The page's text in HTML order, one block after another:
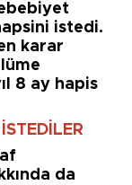
istedi.
karar
8 ay hapis
da